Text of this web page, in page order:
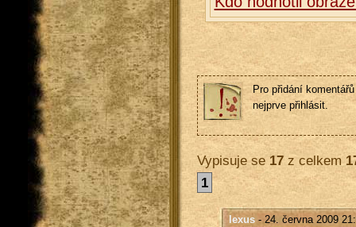
Pro přidání
nejprve přihlásit.
Vypisuje se 17z celkem
1
lexus- 24. června 2009